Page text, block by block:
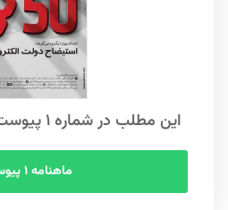
این مطلب در شماره ۱ پیوست منتشر شده است.
ماهنامه ۱ پیوست